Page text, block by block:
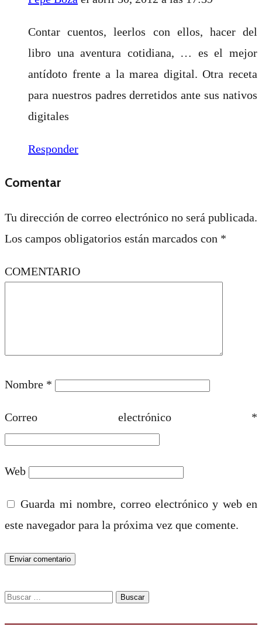
Contar cuentos, leerlos con ellos, hacer del
libro una aventura cotidiana, … es el mejor
antídoto frente a la marea digital. Otra receta
para nuestros padres derretidos ante sus nativos
digitales
Responder
Comentar
Tu dirección de correo electrónico no será publicada.
Los campos obligatorios están marcados con *
COMENTARIO
Nombre *
Correo electrónico *
Web
Guarda mi nombre, correo electrónico y web en
este navegador para la próxima vez que comente.
Buscar: